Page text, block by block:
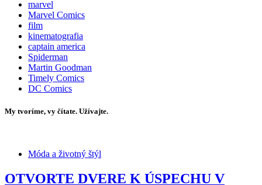
marvel
Marvel Comics
film
kinematografia
captain america
Spiderman
Martin Goodman
Timely Comics
DC Comics
My tvoríme, vy čítate. Užívajte.
Móda a životný štýl
OTVORTE DVERE K ÚSPECHU V